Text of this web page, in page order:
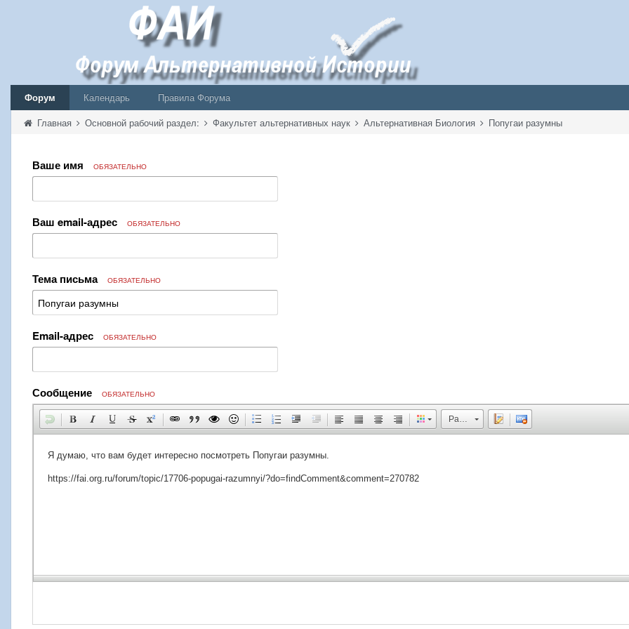
Форум Календарь
Правила Форума
Главная Основной рабочий раздел: Факультет альтернативных наук Альтернативная Биология Попугаи разумны
Ваше имя ОБЯЗАТЕЛЬНО
Ваш email-адрес ОБЯЗАТЕЛЬНО
Тема письма ОБЯЗАТЕЛЬНО
Email-адрес ОБЯЗАТЕЛЬНО
Сообщение ОБЯЗАТЕЛЬНО
Размер